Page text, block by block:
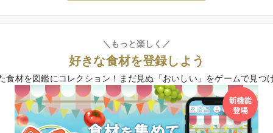
＼もっと楽しく／
好きな食材を登録しよう
食材を図鑑にコレクション！ まだ見ぬ「おいしい」をゲームで見つ